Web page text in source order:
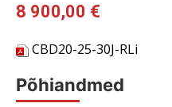
8 900,00 €
CBD20-25-30J-RLi
Põhiandmed